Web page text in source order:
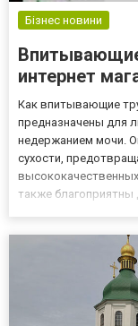
Бізнес новини
Впитывающие
интернет
Как впитывающие
предназначены для
недержанием мочи.
сухости,
также благоприятны
возможностью